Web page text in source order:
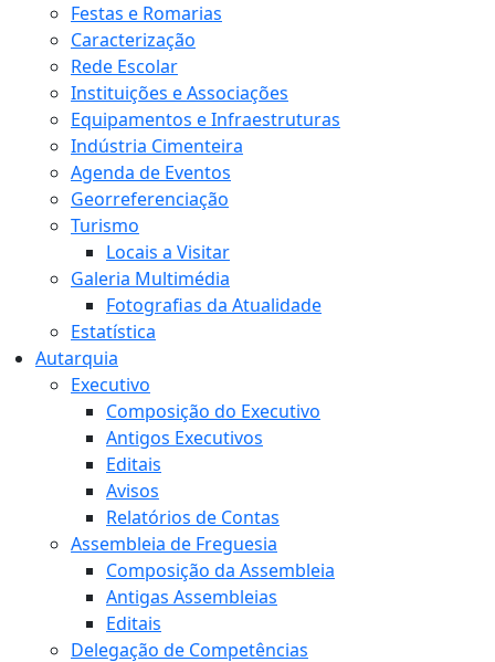
Festas e Romarias
Caracterização
Rede Escolar
Instituições e Associações
Equipamentos e Infraestruturas
Indústria Cimenteira
Agenda de Eventos
Georreferenciação
Turismo
Locais a Visitar
Galeria Multimédia
Fotografias da Atualidade
Estatística
Autarquia
Executivo
Composição do Executivo
Antigos Executivos
Editais
Avisos
Relatórios de Contas
Assembleia de Freguesia
Composição da Assembleia
Antigas Assembleias
Editais
Delegação de Competências